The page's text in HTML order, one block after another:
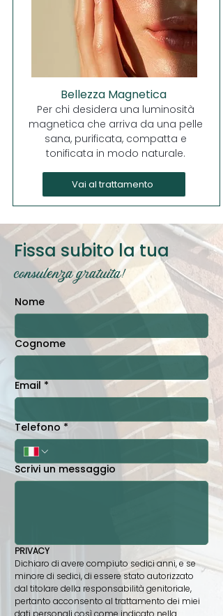
Bellezza Magnetica
Per chi desidera una luminosità
magnetica che arriva da una pelle
sana, purificata, compatta e
tonificata in modo naturale.
Vai al trattamento
Fissa subito la tua
consulenza gratuita!
Nome
Cognome
Email *
Telefono *
Scrivi un messaggio
PRIVACY
Dichiaro di avere compiuto sedici anni, e se
minore di sedici, di essere stato autorizzato
dal titolare della responsabilità genitoriale,
pertanto acconsento al trattamento dei miei